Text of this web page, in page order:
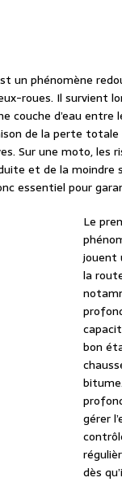
un phénomène
roues. Il survient
couche d’eau
de la perte
Sur une moto, les
et de la moindre
essentiel pour
Le
jouent
la
bon
gérer
dès